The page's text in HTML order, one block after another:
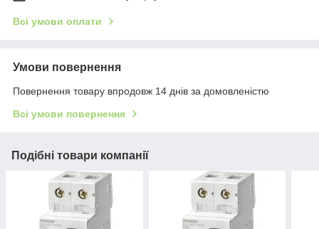
Всі умови оплати
Умови повернення
Повернення товару впродовж 14 днів за домовленістю
Всі умови повернення
Подібні товари компанії